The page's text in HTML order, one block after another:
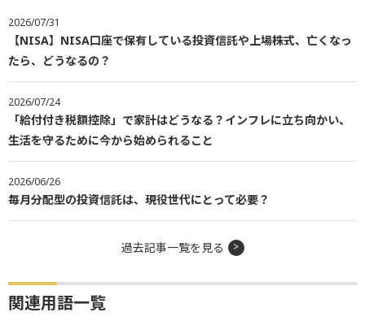
2026/07/31
【NISA】NISA口座で保有している投資信託や上場株式、亡くなっ
たら、どうなるの？
2026/07/24
「給付付き税額控除」で家計はどうなる？インフレに立ち向かい、
生活を守るために今から始められること
2026/06/26
毎月分配型の投資信託は、現役世代にとって必要？
過去記事一覧を見る
関連用語一覧